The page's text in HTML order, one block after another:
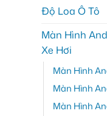
Độ Loa Ô Tô
Màn Hình
Xe Hơi
Màn Hình
Màn Hình
Màn Hình